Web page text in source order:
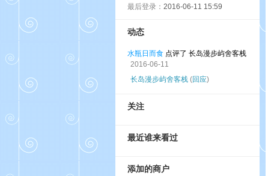
最后登录： 2016-06-11 15:59
动态
水瓶日而食 点评了 长岛漫步屿舍客栈
2016-06-11
长岛漫步屿舍客栈 (回应)
关注
最近谁来看过
添加的商户